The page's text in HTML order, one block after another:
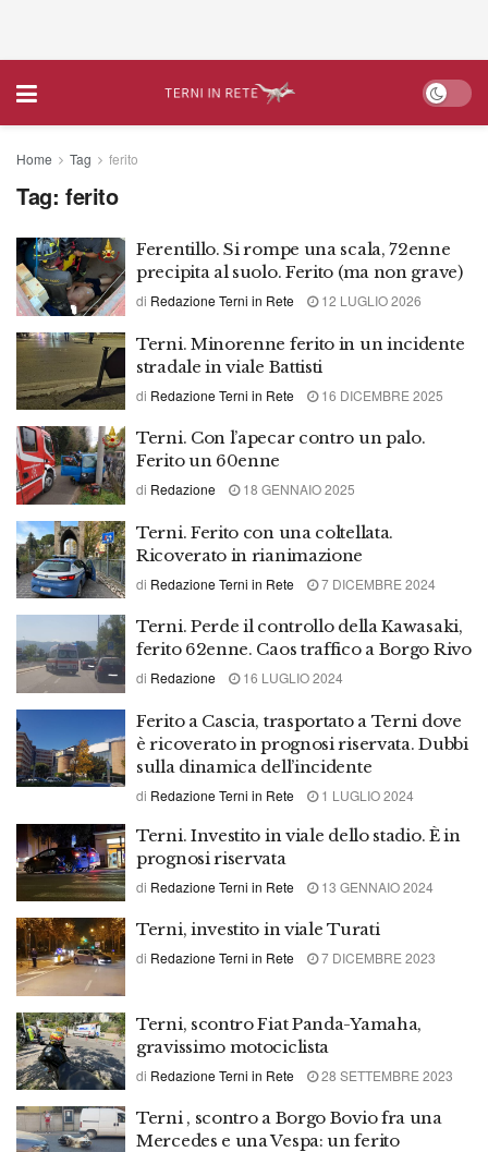
Home Tag ferito
Tag: ferito
Ferentillo. Si rompe una scala, 72enne
precipita al suolo. Ferito (ma non grave)
di Redazione Terni in Rete 12 LUGLIO 2026
Terni. Minorenne ferito in un incidente
stradale in viale Battisti
di Redazione Terni in Rete 16 DICEMBRE 2025
Terni. Con l’apecar contro un palo.
Ferito un 60enne
di Redazione 18 GENNAIO 2025
Terni. Ferito con una coltellata.
Ricoverato in rianimazione
di Redazione Terni in Rete 7 DICEMBRE 2024
Terni. Perde il controllo della Kawasaki,
ferito 62enne. Caos traffico a Borgo Rivo
di Redazione 16 LUGLIO 2024
Ferito a Cascia, trasportato a Terni dove
è ricoverato in prognosi riservata. Dubbi
sulla dinamica dell’incidente
di Redazione Terni in Rete 1 LUGLIO 2024
Terni. Investito in viale dello stadio. È in
prognosi riservata
di Redazione Terni in Rete 13 GENNAIO 2024
Terni, investito in viale Turati
di Redazione Terni in Rete 7 DICEMBRE 2023
Terni, scontro Fiat Panda-Yamaha,
gravissimo motociclista
di Redazione Terni in Rete 28 SETTEMBRE 2023
Terni , scontro a Borgo Bovio fra una
Mercedes e una Vespa: un ferito